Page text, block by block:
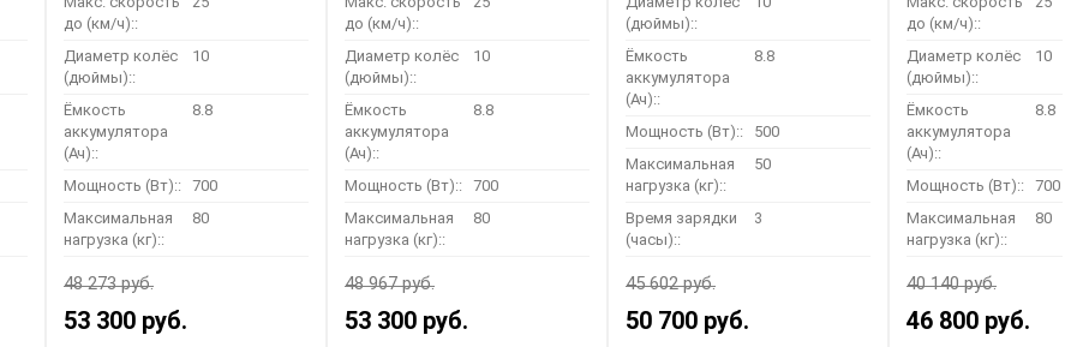
до (км/ч)::
Диаметр колёс
(дюймы)::
10
Ёмкость
аккумулятора
(Ач)::
8.8
Мощность (Вт)::
700
Максимальная
нагрузка (кг)::
80
48 273 руб.
53 300 руб.
до (км/ч)::
Диаметр колёс
(дюймы)::
10
Ёмкость
аккумулятора
(Ач)::
8.8
Мощность (Вт)::
700
Максимальная
нагрузка (кг)::
80
48 967 руб.
53 300 руб.
(дюймы)::
Ёмкость
аккумулятора
(Ач)::
8.8
Мощность (Вт)::
500
Максимальная
нагрузка (кг)::
50
Время зарядки
(часы)::
3
45 602 руб.
50 700 руб.
до (км/ч)::
Диаметр колёс
(дюймы)::
10
Ёмкость
аккумулятора
(Ач)::
8.8
Мощность (Вт)::
700
Максимальная
нагрузка (кг)::
80
40 140 руб.
46 800 руб.